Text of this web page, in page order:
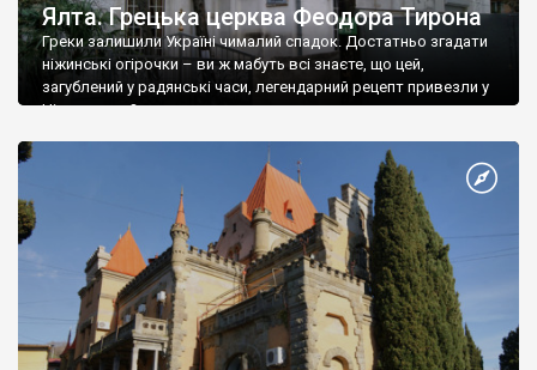
Ялта. Грецька церква Феодора Тирона
Греки залишили Україні чималий спадок. Достатньо згадати
ніжинські огірочки – ви ж мабуть всі знаєте, що цей,
загублений у радянські часи, легендарний рецепт привезли у
Ніжин греки?